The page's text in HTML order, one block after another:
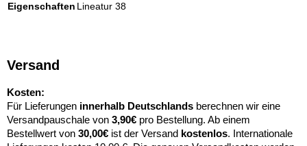
Eigenschaften Lineatur 38
Versand
Kosten:
Für Lieferungen innerhalb Deutschlands berechnen wir eine
Versandpauschale von 3,90€ pro Bestellung. Ab einem
Bestellwert von 30,00€ ist der Versand kostenlos. Internationale